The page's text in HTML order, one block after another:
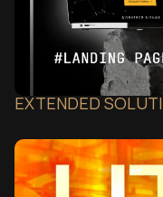
EXTENDED